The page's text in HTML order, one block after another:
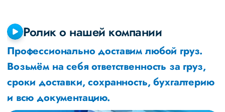
Ролик о нашей компании
Профессионально доставим любой груз.
Возьмём на себя ответственность за груз,
сроки доставки, сохранность, бухгалтерию
и всю документацию.